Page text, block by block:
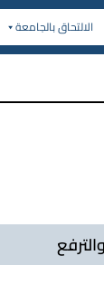
الالتحاق بالجامعة